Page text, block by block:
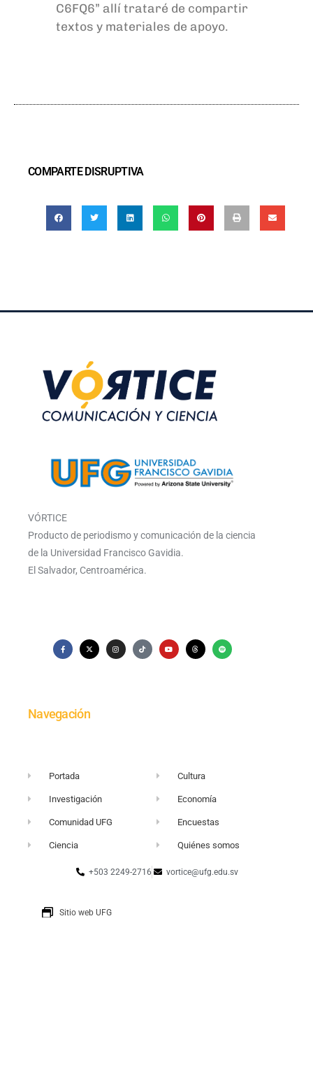
C6FQ6” allí trataré de compartir
textos y materiales de apoyo.
COMPARTE DISRUPTIVA
VÓRTICE
Producto de periodismo y comunicación de la ciencia
de la Universidad Francisco Gavidia.
El Salvador, Centroamérica.
Navegación
Portada
Investigación
Comunidad UFG
Ciencia
Cultura
Economía
Encuestas
Quiénes somos
+503 2249-2716 vortice@ufg.edu.sv
Sitio web UFG